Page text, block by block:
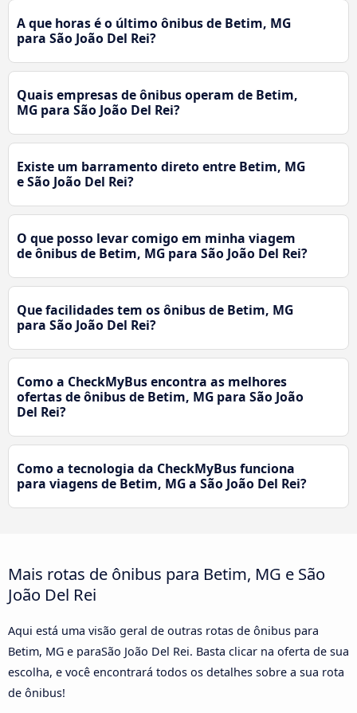
A que horas é o último ônibus de Betim, MG
para São João Del Rei?
Quais empresas de ônibus operam de Betim,
MG para São João Del Rei?
Existe um barramento direto entre Betim, MG
e São João Del Rei?
O que posso levar comigo em minha viagem
de ônibus de Betim, MG para São João Del Rei?
Que facilidades tem os ônibus de Betim, MG
para São João Del Rei?
Como a CheckMyBus encontra as melhores
ofertas de ônibus de Betim, MG para São João
Del Rei?
Como a tecnologia da CheckMyBus funciona
para viagens de Betim, MG a São João Del Rei?
Mais rotas de ônibus para Betim, MG e São
João Del Rei
Aqui está uma visão geral de outras rotas de ônibus para
Betim, MG e paraSão João Del Rei. Basta clicar na oferta de sua
escolha, e você encontrará todos os detalhes sobre a sua rota
de ônibus!